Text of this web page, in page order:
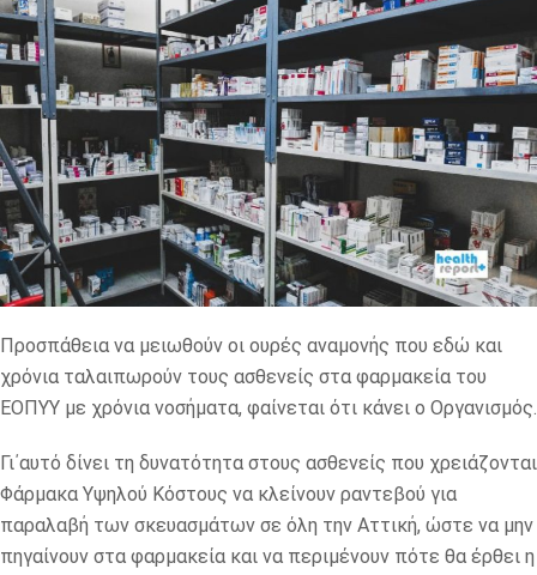
Προσπάθεια να μειωθούν οι ουρές αναμονής που εδώ και
χρόνια ταλαιπωρούν τους ασθενείς στα φαρμακεία του
ΕΟΠΥΥ με χρόνια νοσήματα, φαίνεται ότι κάνει ο Οργανισμός.
Γι΄αυτό δίνει τη δυνατότητα στους ασθενείς που χρειάζονται
Φάρμακα Υψηλού Κόστους να κλείνουν ραντεβού για
παραλαβή των σκευασμάτων σε όλη την Αττική, ώστε να μην
πηγαίνουν στα φαρμακεία και να περιμένουν πότε θα έρθει η